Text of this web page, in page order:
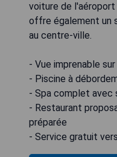
voiture de
offre également un
au centre-ville.
- Vue imprenable
- Piscine à
- Spa complet avec
- Restaurant
préparée
- Service gratuit